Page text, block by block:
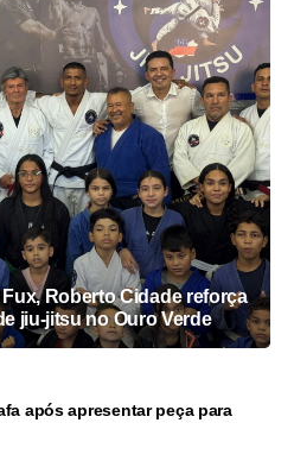
Roberto Cidade reforça
jiu-jitsu no Ouro Verde
após apresentar peça para